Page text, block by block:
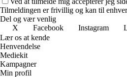
Tilmeldingen er frivillig og kan til
Del og vær venlig
X
Facebook Instagram
Lær os at kende
Henvendelse
Mediekit
Kampagner
Min profil